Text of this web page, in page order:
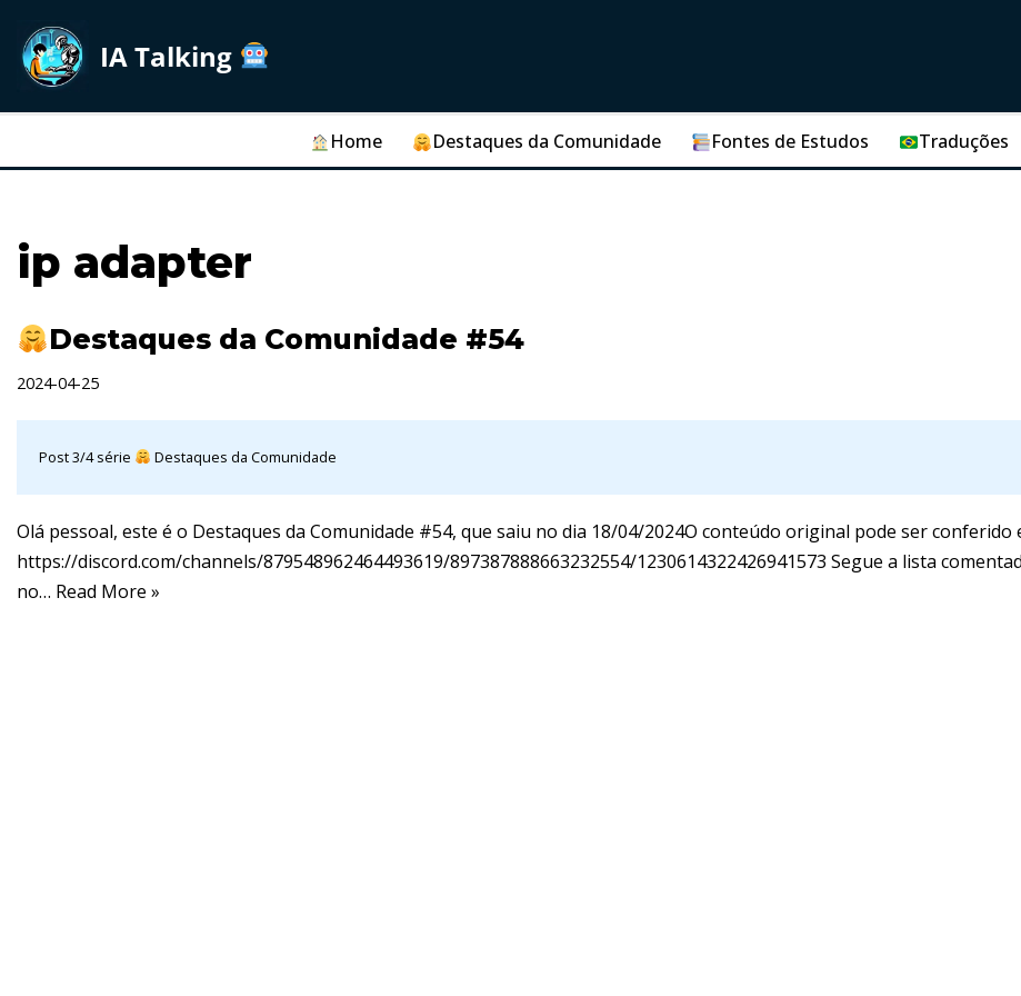
Skip
IA Talking
Home Destaques da Comunidade Fontes de Estudos Traduções
ip adapter
Destaques da Comunidade #54
2024-04-25
Post 3/4 série Destaques da Comunidade
Olá pessoal, este é o Destaques da Comunidade #54, que saiu no dia 18/04/2024O conteúdo original pode ser conferido
https://discord.com/channels/879548962464493619/897387888663232554/1230614322426941573 Segue a lista
no… Read More »